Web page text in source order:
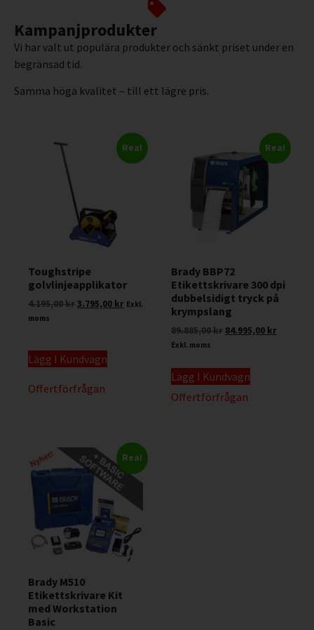
Kampanjprodukter
Vi har valt ut populära produkter och sänkt priset under en
begränsad tid.
Samma höga kvalitet – till ett lägre pris.
Rea!
Toughstripe
golvlinjeapplikator
4.195,00kr3.795,00 kr Exkl.
moms
Lägg I Kundvagn
Offertförfrågan
Rea!
Brady BBP72
Etikettskrivare 300 dpi
dubbelsidigt tryck på
krympslang
89.885,00kr 84.995,00 kr
Exkl. moms
Lägg I Kundvagn
Offertförfrågan
Rea!
Brady M510
Etikettskrivare Kit
med Workstation
Basic